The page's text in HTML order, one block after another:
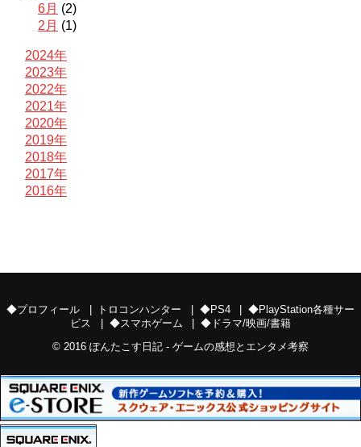
6月 (2)
2月 (1)
2024年
2023年
2022年
2021年
2020年
2019年
2018年
2017年
2016年
◆プロフィール トロコンハンター ◆PS4
◆PlayStation各種サー
ビス
◆スマホゲーム
◆ドラマ/映画/書籍
© 2016 ぽんたこす日記 - ゲームの感想とエンタメ考察